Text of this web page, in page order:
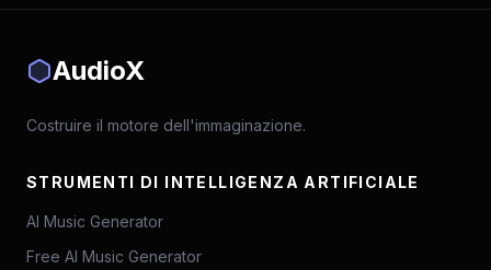
AudioX
Costruire il motore dell'immaginazione.
STRUMENTI DI INTELLIGENZA ARTIFICIALE
AI Music Generator
Free AI Music Generator